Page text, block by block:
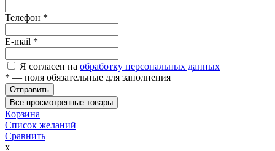
Телефон *
E-mail *
Я согласен на обработку персональных данных
* — поля обязательные для заполнения
Отправить
Все просмотренные товары
Корзина
Список желаний
Сравнить
x